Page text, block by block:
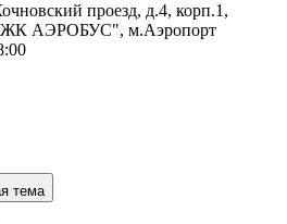
проезд, д.4, корп.1,
"ЖК АЭРОБУС", м.Аэропорт
тема